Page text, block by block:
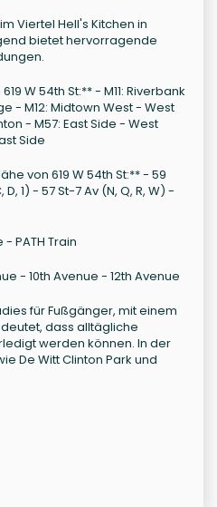
Viertel Hell's Kitchen in
bietet hervorragende
W 54th St:** - M11: Riverbank
- M12: Midtown West - West
- M57: East Side - West
Side
von 619 W 54th St:** - 59
1) - 57 St-7 Av (N, Q, R, W) -
PATH Train
- 10th Avenue - 12th Avenue
für Fußgänger, mit einem
dass alltägliche
werden können. In der
De Witt Clinton Park und